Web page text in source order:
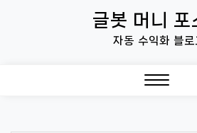
글봇 머니 포
자동 수익화 블로